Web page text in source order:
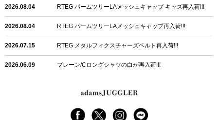
2026.08.04 RTEG パームツリーLAメッシュキャップ キッズ再入荷!!!
2026.08.04 RTEG パームツリーLAメッシュキャップ再入荷!!!
2026.07.15 RTEG メタルフィクスチャーズベルト再入荷!!!
2026.06.09 プレーン/Cロングシャツの白が再入荷!!!